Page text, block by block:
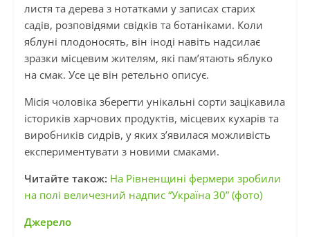
листя та дерева з нотатками у записах старих
садів, розповідями свідків та ботаніками. Коли
яблуні плодоносять, він іноді навіть надсилає
зразки місцевим жителям, які пам’ятають яблуко
на смак. Усе це він ретельно описує.
Місія чоловіка зберегти унікальні сорти зацікавила
істориків харчових продуктів, місцевих кухарів та
виробників сидрів, у яких з’явилася можливість
експериментувати з новими смаками.
Читайте також: На Рівненщині фермери зробили
на полі величезний надпис “Україна 30” (фото)
Джерело